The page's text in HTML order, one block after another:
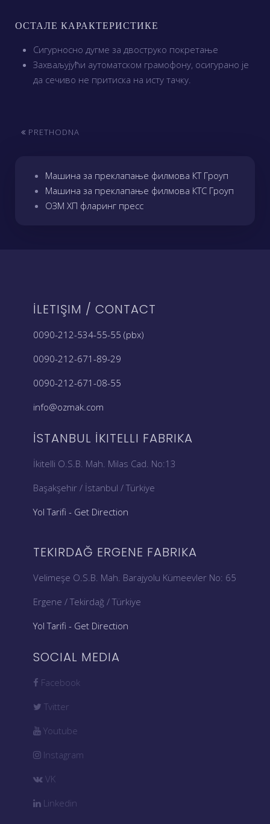
ОСТАЛЕ КАРАКТЕРИСТИКЕ
Сигурносно дугме за двоструко покретање
Захваљујући аутоматском грамофону, осигурано је
да сечиво не притиска на исту тачку.
PRETHODNA
Машина за преклапање филмова КТ Гроуп
Машина за преклапање филмова КТС Гроуп
ОЗМ ХП фларинг пресс
İLETIŞIM / CONTACT
0090-212-534-55-55 (pbx)
0090-212-671-89-29
0090-212-671-08-55
info@ozmak.com
İSTANBUL İKITELLI FABRIKA
İkitelli O.S.B. Mah. Milas Cad. No:13
Başakşehir / İstanbul / Türkiye
Yol Tarifi - Get Direction
TEKIRDAĞ ERGENE FABRIKA
Velimeşe O.S.B. Mah. Barajyolu Kümeevler No: 65
Ergene / Tekirdağ / Türkiye
Yol Tarifi - Get Direction
SOCIAL MEDIA
Facebook
Tvitter
Youtube
Instagram
VK
Linkedin